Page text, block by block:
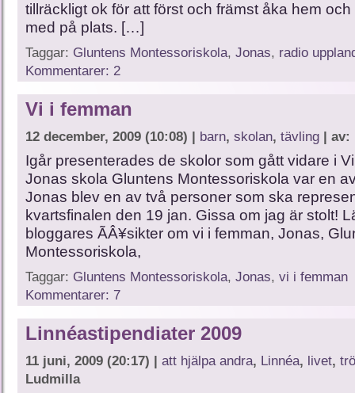
tillräckligt ok för att först och främst åka hem
med på plats. […]
Taggar: Gluntens Montessoriskola, Jonas, radio
Kommentarer: 2
Vi i femman
12 december, 2009 (10:08) | barn, skolan, tävling | av:
Igår presenterades de skolor som gått vidare i
Jonas skola Gluntens Montessoriskola var en
Jonas blev en av två personer som ska
kvartsfinalen den 19 jan. Gissa om jag är stolt!
bloggares ÃÂ¥sikter om vi i femman, Jonas,
Montessoriskola,
Taggar: Gluntens Montessoriskola, Jonas, vi i femman
Kommentarer: 7
Linnéastipendiater 2009
11 juni, 2009 (20:17) | att hjälpa andra, Linnéa, livet,
Ludmilla